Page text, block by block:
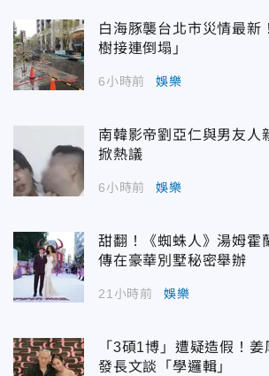
白海豚襲台北市災情最新
樹接連倒塌」
6小時前 娛樂
南韓影帝劉亞仁與男友
掀熱議
6小時前 娛樂
甜翻！《蜘蛛人》湯姆
傳在豪華別墅秘密舉辦
21小時前 娛樂
「3碩1博」遭疑造假！
發長文談「學邏輯」